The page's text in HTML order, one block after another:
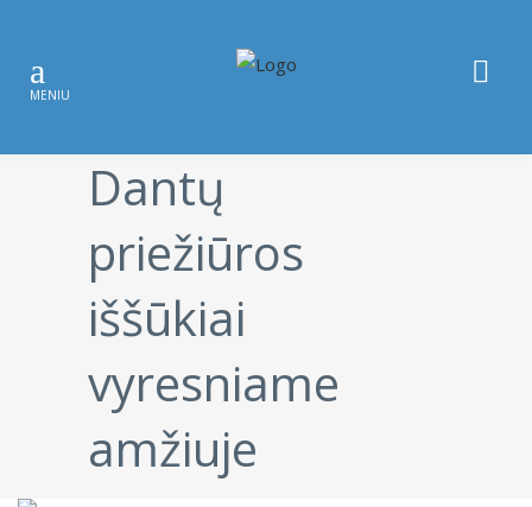
Dantų
priežiūros
iššūkiai
vyresniame
amžiuje